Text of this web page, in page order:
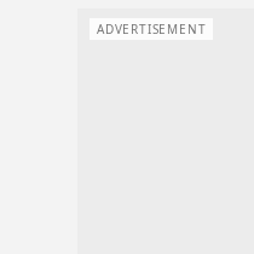
ADVERTISEMENT